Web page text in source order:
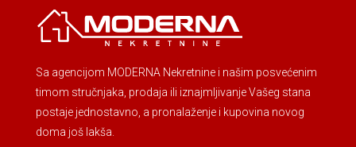
Sa agencijom MODERNA Nekretnine i našim posvećenim
timom stručnjaka, prodaja ili iznajmljivanje Vašeg stana
postaje jednostavno, a pronalaženje i kupovina novog
doma još lakša.